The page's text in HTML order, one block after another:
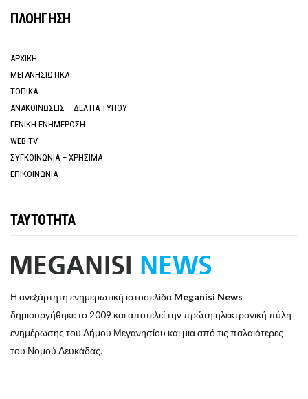
ΠΛΟΗΓΗΣΗ
ΑΡΧΙΚΗ
ΜΕΓΑΝΗΣΙΩΤΙΚΑ
ΤΟΠΙΚΑ
ΑΝΑΚΟΙΝΩΣΕΙΣ – ΔΕΛΤΙΑ ΤΥΠΟΥ
ΓΕΝΙΚΗ ΕΝΗΜΕΡΩΣΗ
WEB TV
ΣΥΓΚΟΙΝΩΝΙΑ – ΧΡΗΣΙΜΑ
ΕΠΙΚΟΙΝΩΝΙΑ
ΤΑΥΤΟΤΗΤΑ
Η ανεξάρτητη ενημερωτική ιστοσελίδα Meganisi News
δημιουργήθηκε το 2009 και αποτελεί την πρώτη ηλεκτρονική πύλη
ενημέρωσης του Δήμου Μεγανησίου και μια από τις παλαιότερες
του Νομού Λευκάδας.